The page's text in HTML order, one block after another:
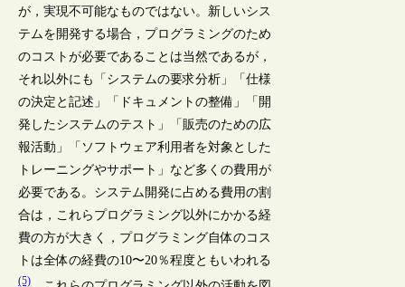
が，実現不可能なものではない。新しいシス
テムを開発する場合，プログラミングのため
のコストが必要であることは当然であるが，
それ以外にも「システムの要求分析」「仕様
の決定と記述」「ドキュメントの整備」「開
発したシステムのテスト」「販売のための広
報活動」「ソフトウェア利用者を対象とした
トレーニングやサポート」など多くの費用が
必要である。システム開発に占める費用の割
合は，これらプログラミング以外にかかる経
費の方が大きく，プログラミング自体のコス
トは全体の経費の10〜20％程度ともいわれる
(5)